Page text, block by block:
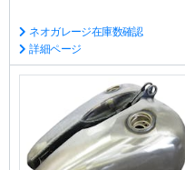
ネオガレージ在庫数確認
詳細ページ